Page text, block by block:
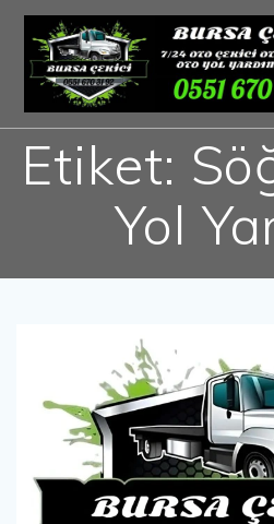
Skip
to
Etiket:
Yol